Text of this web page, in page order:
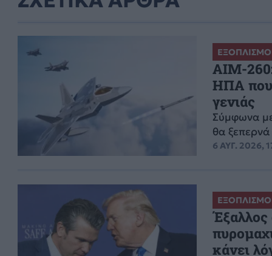
AIM-
ΗΠΑ που
γενιάς
Σύμφωνα
θα ξεπερνά
6 ΑΥΓ. 2026,
Έξαλλος
κάνει